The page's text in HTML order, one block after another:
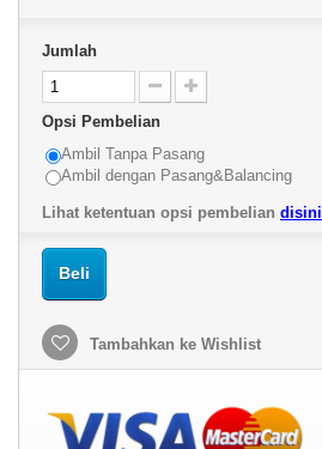
Jumlah
Opsi Pembelian
Ambil Tanpa Pasang
Ambil dengan Pasang&Balancing
Lihat ketentuan opsi pembelian disini
Beli
Tambahkan ke Wishlist